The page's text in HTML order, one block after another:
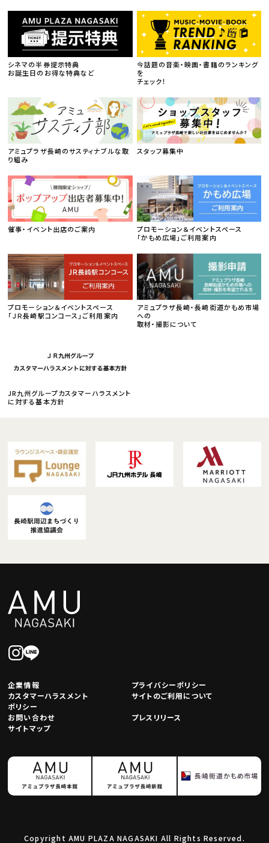
シネマの半券提示特典
お誕生日のお得な特典など
今話題の音楽・映画・書籍のランキング
を
チェック！
アミュプラザ長崎のサスティナブルな取
り組み
スタッフ募集中
催事・イベント出店のご案内
プロモーション＆イベントスペース
「かもめ広場」ご利用案内
プロモーション＆イベントスペース
「ＪＲ長崎駅コンコース」ご利用案内
アミュプラザ長崎・長崎街道かもめ市場
への
取材・撮影について
JR九州グループカスタマーハラスメント
に対する基本方針
企業情報
プライバシーポリシー
カスタマーハラスメント
ポリシー
サイトのご利用について
お問い合わせ
プレスリリース
サイトマップ
Copyright AMU PLAZA NAGASAKI All Rights Reserved.